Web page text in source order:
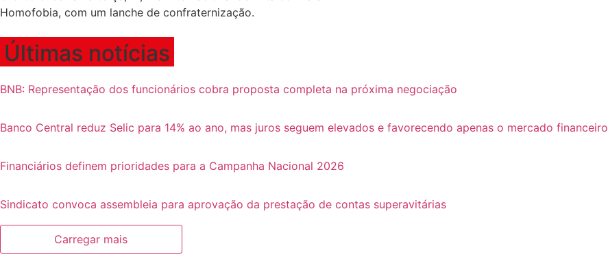
Homofobia, com um lanche de confraternização.
Últimas notícias
BNB: Representação dos funcionários cobra proposta completa na próxima negociação
Banco Central reduz Selic para 14% ao ano, mas juros seguem elevados e favorecendo apenas o mercado financeiro
Financiários definem prioridades para a Campanha Nacional 2026
Sindicato convoca assembleia para aprovação da prestação de contas superavitárias
Carregar mais